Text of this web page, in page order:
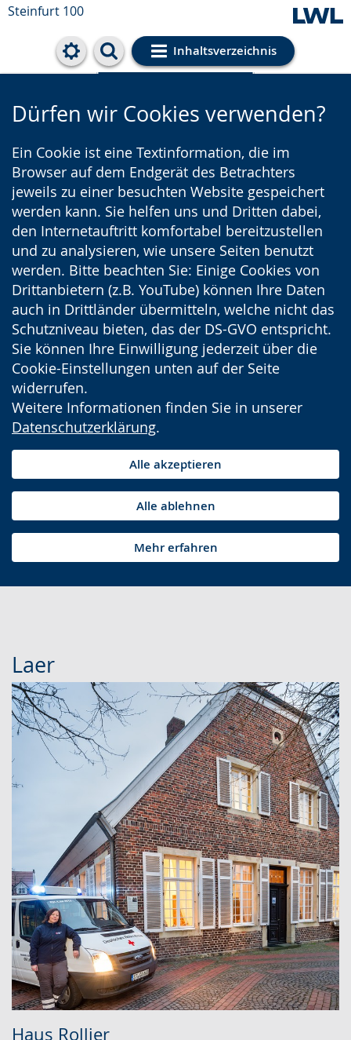
Steinfurt 100
Inhaltsverzeichnis
Cookie-Einstellungen
Dürfen wir Cookies verwenden?
Ein Cookie ist eine Textinformation, die im
Browser auf dem Endgerät des Betrachters
jeweils zu einer besuchten Website gespeichert
werden kann. Sie helfen uns und Dritten dabei,
den Internetauftritt komfortabel bereitzustellen
und zu analysieren, wie unsere Seiten benutzt
werden. Bitte beachten Sie: Einige Cookies von
Drittanbietern (z.B. YouTube) können Ihre Daten
auch in Drittländer übermitteln, welche nicht das
Schutzniveau bieten, das der DS-GVO entspricht.
Sie können Ihre Einwilligung jederzeit über die
Cookie-Einstellungen unten auf der Seite
widerrufen.
Weitere Informationen finden Sie in unserer
Datenschutzerklärung.
Alle akzeptieren
Alle ablehnen
Mehr erfahren
Laer
Haus Rollier